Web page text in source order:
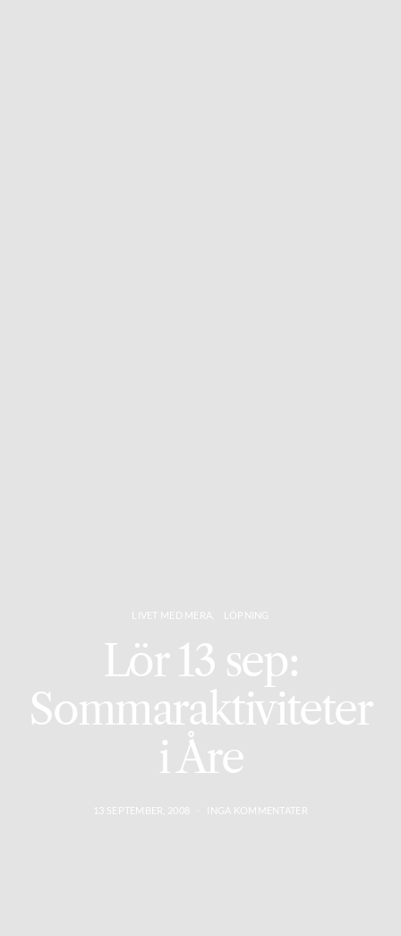
LIVET MED MERA LÖPNING
Lör 13 sep:
Sommaraktiviteter
i Åre
13 SEPTEMBER, 2008 INGA KOMMENTATER